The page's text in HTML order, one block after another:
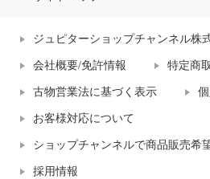
ジュピターショップチャンネル株
会社概要/免許情報 特定商
古物営業法に基づく表示
お客様対応について
ショップチャンネルで商品販売希
採用情報